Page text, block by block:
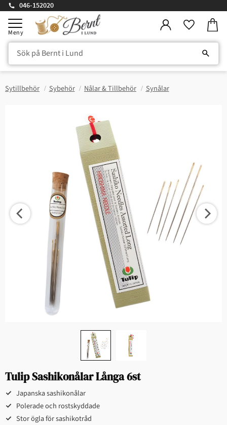
Meny
046-152020
Sytillbehör Sybehör Nålar & Tillbehör Synålar
Tulip Sashikonålar Långa 6st
Japanska sashikonålar
Polerade och rostskyddade
Stor ögla för sashikotråd